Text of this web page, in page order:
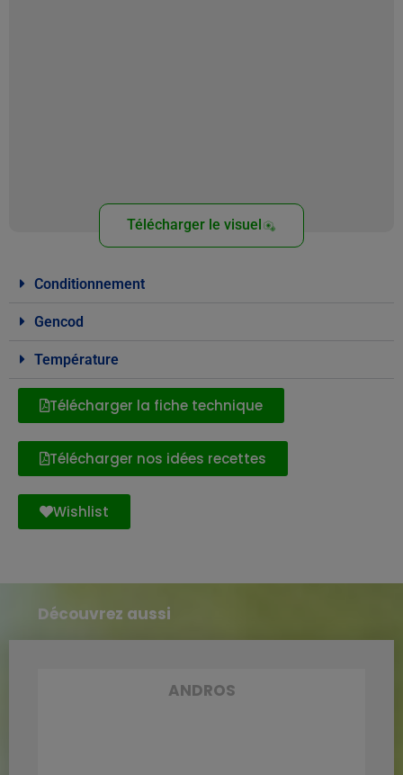
Télécharger le visuel
Conditionnement
Gencod
Température
Télécharger la fiche technique
Télécharger nos idées recettes
Wishlist
Découvrez aussi
ANDROS